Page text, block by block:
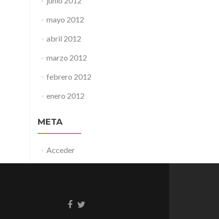
mayo 2012
abril 2012
marzo 2012
febrero 2012
enero 2012
META
Acceder
EnlaceEnlace